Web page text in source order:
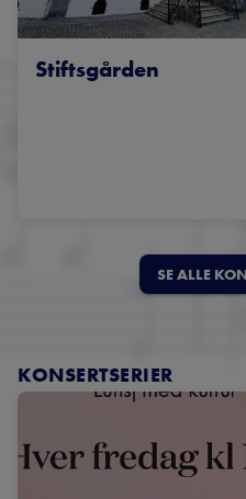
Stiftsgården
SE ALLE
KONSERTSERIER